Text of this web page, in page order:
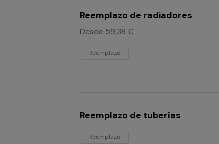
Reemplazo de radiadores
Desde 59,38 €
Reemplazo
Reemplazo de tuberías
Reemplazo